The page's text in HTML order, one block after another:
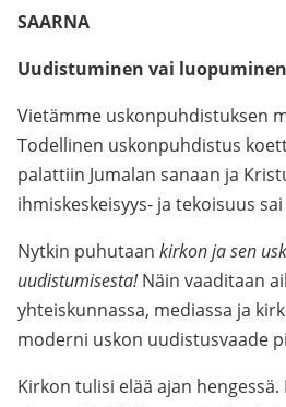
SAARNA
Uudistuminen vai
Vietämme uskonpuhdistuksen
Todellinen uskonpuhdistus
palattiin Jumalan sanaan ja
ihmiskeskeisyys- ja tekoisuus
Nytkin puhutaan kirkon ja sen
uudistumisesta!Näin vaaditaan
yhteiskunnassa, mediassa ja
moderni uskon uudistusvaade
Kirkon tulisi elää ajan